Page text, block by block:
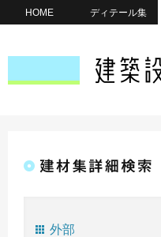
HOME ディテール集
外部